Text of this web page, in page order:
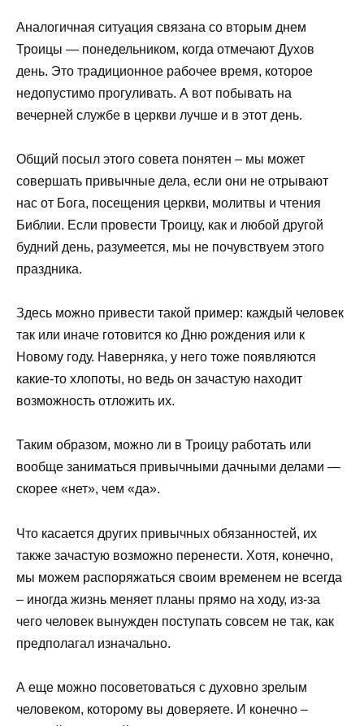
Аналогичная ситуация связана со вторым днем
Троицы — понедельником, когда отмечают Духов
день. Это традиционное рабочее время, которое
недопустимо прогуливать. А вот побывать на
вечерней службе в церкви лучше и в этот день.
Общий посыл этого совета понятен – мы может
совершать привычные дела, если они не отрывают
нас от Бога, посещения церкви, молитвы и чтения
Библии. Если провести Троицу, как и любой другой
будний день, разумеется, мы не почувствуем этого
праздника.
Здесь можно привести такой пример: каждый человек
так или иначе готовится ко Дню рождения или к
Новому году. Наверняка, у него тоже появляются
какие-то хлопоты, но ведь он зачастую находит
возможность отложить их.
Таким образом, можно ли в Троицу работать или
вообще заниматься привычными дачными делами —
скорее «нет», чем «да».
Что касается других привычных обязанностей, их
также зачастую возможно перенести. Хотя, конечно,
мы можем распоряжаться своим временем не всегда
– иногда жизнь меняет планы прямо на ходу, из-за
чего человек вынужден поступать совсем не так, как
предполагал изначально.
А еще можно посоветоваться с духовно зрелым
человеком, которому вы доверяете. И конечно –